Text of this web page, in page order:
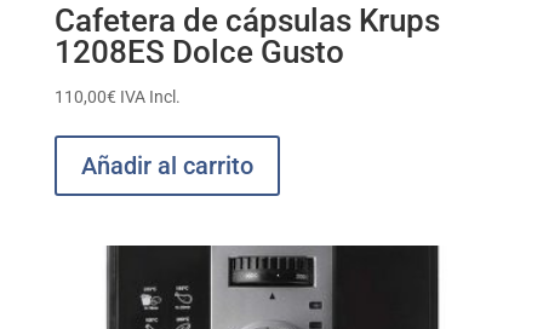
Cafetera de cápsulas Krups
1208ES Dolce Gusto
110,00€ IVA Incl.
Añadir al carrito